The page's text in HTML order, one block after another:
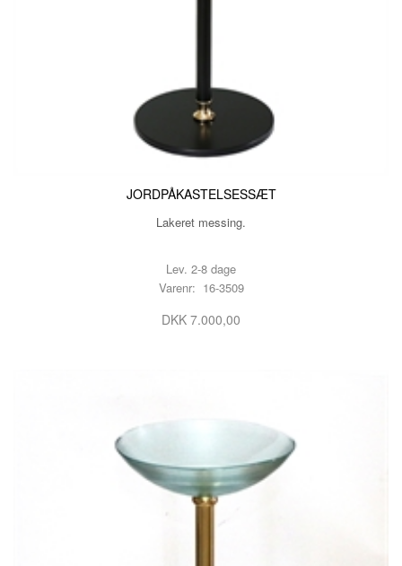
JORDPÅKASTELSESSÆT
Lakeret messing.
Lev. 2-8 dage
Varenr: 16-3509
DKK 7.000,00